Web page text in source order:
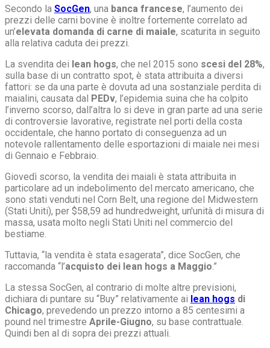
Secondo la SocGen, una banca francese, l’aumento dei
prezzi delle carni bovine è inoltre fortemente correlato ad
un’elevata domanda di carne di maiale, scaturita in seguito
alla relativa caduta dei prezzi.
La svendita dei lean hogs, che nel 2015 sono scesi del 28%,
sulla base di un contratto spot, è stata attribuita a diversi
fattori: se da una parte è dovuta ad una sostanziale perdita di
maialini, causata dal PEDv, l’epidemia suina che ha colpito
l’inverno scorso, dall’altra lo si deve in gran parte ad una serie
di controversie lavorative, registrate nel porti della costa
occidentale, che hanno portato di conseguenza ad un
notevole rallentamento delle esportazioni di maiale nei mesi
di Gennaio e Febbraio.
Giovedì scorso, la vendita dei maiali è stata attribuita in
particolare ad un indebolimento del mercato americano, che
sono stati venduti nel Corn Belt, una regione del Midwestern
(Stati Uniti), per $58,59 ad hundredweight, un'unità di misura di
massa, usata molto negli Stati Uniti nel commercio del
bestiame.
Tuttavia, “la vendita è stata esagerata”, dice SocGen, che
raccomanda “l’acquisto dei lean hogs a Maggio.”
La stessa SocGen, al contrario di molte altre previsioni,
dichiara di puntare su “Buy” relativamente ai lean hogs di
Chicago, prevedendo un prezzo intorno a 85 centesimi a
pound nel trimestre Aprile-Giugno, su base contrattuale.
Quindi ben al di sopra dei prezzi attuali.